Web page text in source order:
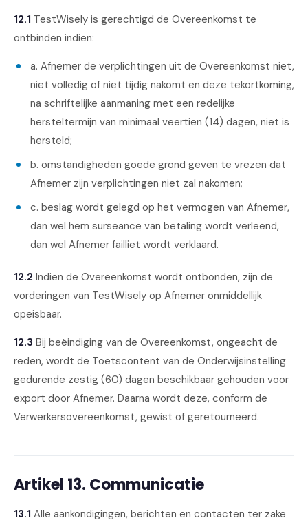
12.1 TestWisely is gerechtigd de Overeenkomst te
ontbinden indien:
a. Afnemer de verplichtingen uit de Overeenkomst niet,
niet volledig of niet tijdig nakomt en deze tekortkoming,
na schriftelijke aanmaning met een redelijke
hersteltermijn van minimaal veertien (14) dagen, niet is
hersteld;
b. omstandigheden goede grond geven te vrezen dat
Afnemer zijn verplichtingen niet zal nakomen;
c. beslag wordt gelegd op het vermogen van Afnemer,
dan wel hem surseance van betaling wordt verleend,
dan wel Afnemer failliet wordt verklaard.
12.2 Indien de Overeenkomst wordt ontbonden, zijn de
vorderingen van TestWisely op Afnemer onmiddellijk
opeisbaar.
12.3 Bij beëindiging van de Overeenkomst, ongeacht de
reden, wordt de Toetscontent van de Onderwijsinstelling
gedurende zestig (60) dagen beschikbaar gehouden voor
export door Afnemer. Daarna wordt deze, conform de
Verwerkersovereenkomst, gewist of geretourneerd.
Artikel 13. Communicatie
13.1 Alle aankondigingen, berichten en contacten ter zake